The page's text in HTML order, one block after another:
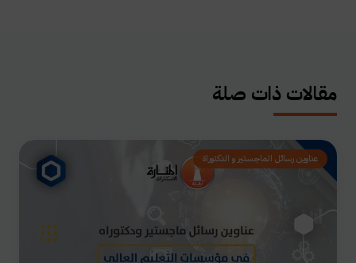
مقالات ذات صلة
عناوين رسائل الماجستير و الدكتوراة